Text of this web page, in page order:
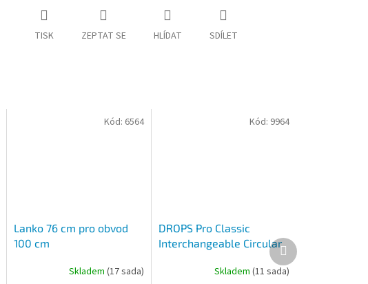
TISK ZEPTAT SE HLÍDAT SDÍLET
Lanko 76 cm pro obvod
100 cm
Skladem(17 sada)
Kód: 6564
DROPS Pro Classic
Interchangeable Circular
Skladem(11 sada)
Kód: 9964
Další
produkt